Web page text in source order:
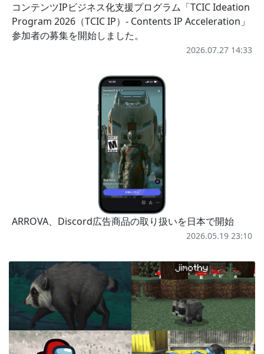
コンテンツIPビジネス化支援プログラム「TCIC Ideation
Program 2026（TCIC IP）- Contents IP Acceleration」
参加者の募集を開始しました。
2026.07.27 14:33
ARROVA、Discord広告商品の取り扱いを日本で開始
2026.05.19 23:10